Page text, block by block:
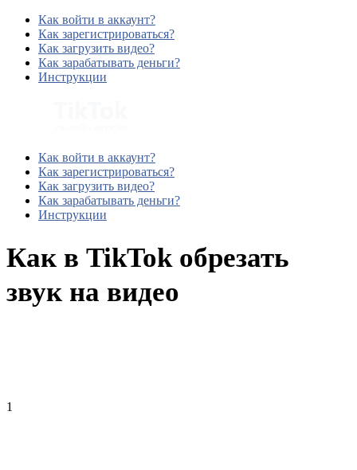
Как войти в аккаунт?
Как зарегистрироваться?
Как загрузить видео?
Как зарабатывать деньги?
Инструкции
Как войти в аккаунт?
Как зарегистрироваться?
Как загрузить видео?
Как зарабатывать деньги?
Инструкции
Как в TikTok обрезать
звук на видео
1